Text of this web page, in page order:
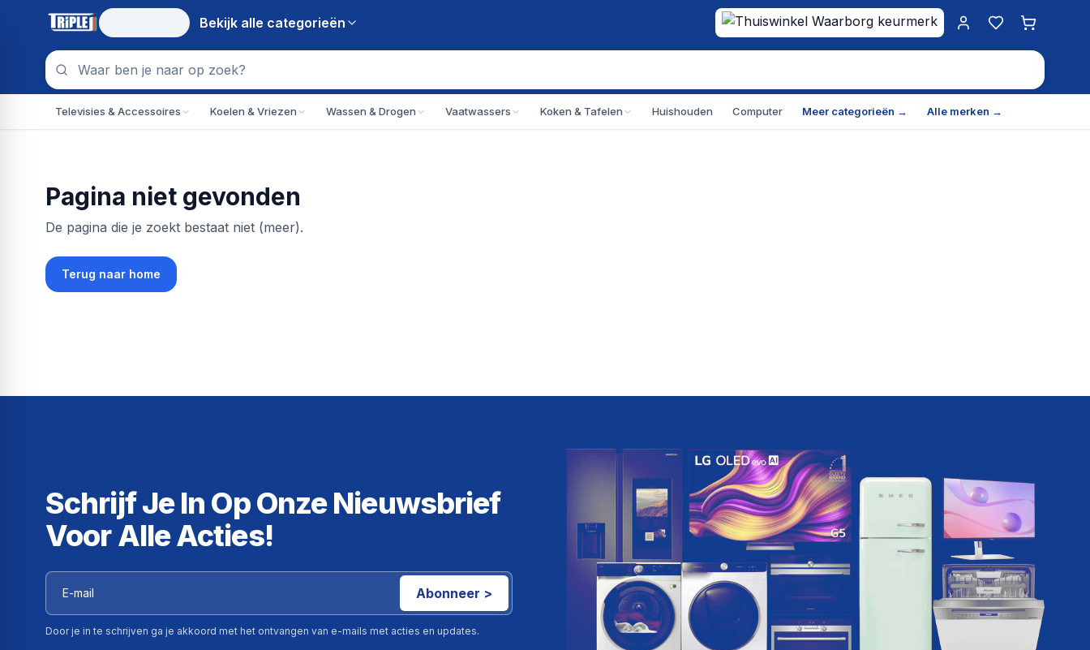
Bekijk alle categorieën
Mijn account
Favorieten
Televisies & Accessoires Koelen & Vriezen Wassen & Drogen Vaatwassers Koken & Tafelen Huishouden Computer Meer categorieën → Alle merken →
Pagina niet gevonden
De pagina die je zoekt bestaat niet (meer).
Terug naar home
Schrijf Je In Op Onze Nieuwsbrief
Voor Alle Acties!
Abonneer >
Door je in te schrijven ga je akkoord met het ontvangen van e-mails met acties en updates.